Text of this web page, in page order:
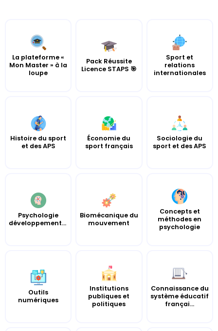
La plateforme «
Mon Master » à la
loupe
Pack Réussite
Licence STAPS 🎯
Sport et
relations
internationales
Histoire du sport
et des APS
Économie du
sport français
Sociologie du
sport et des APS
Psychologie
développementale
Biomécanique du
mouvement
Concepts et
méthodes en
psychologie
Outils
numériques
Institutions
publiques et
politiques
Connaissance du
système éducatif
françai...